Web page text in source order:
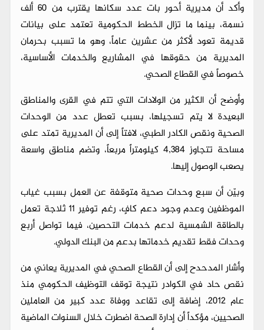
وأكد أن مديرية أحور بات عدد سكانها يقترب من 60 ألف
نسمة، بينما ما تزال الخطط الحكومية تعتمد على بيانات
قديمة تعود لأكثر من عشرين عاماً، وهو ما تسبب بحرمان
المديرية من حقوقها في المشاريع والخدمات الأساسية،
خصوصاً في القطاع الصحي.
وأوضح أن الكثير من الولادات التي تتم في القرى والمناطق
البعيدة لا يتم تسجيلها، بسبب تعطل عدد من الوحدات
الصحية ونقص الكادر الطبي، لافتاً إلى أن المديرية تمتد على
مساحة تتجاوز 4,384 كيلومتراً مربعاً، وتضم مناطق واسعة
يصعب الوصول إليها.
وبيّن أن سبع وحدات صحية متوقفة عن العمل بسبب غياب
الموظفين وعدم وجود دعم كافٍ، رغم توفير 11 ثلاجة تعمل
بالطاقة الشمسية لدعم خدمات التحصين، فيما تواصل أربع
وحدات فقط تقديم خدماتها بدعم من البنك الدولي.
وأشار المدحدح إلى أن القطاع الصحي في المديرية يعاني من
نقص حاد في الكوادر نتيجة توقف التوظيف الحكومي منذ
عام 2012، إضافة إلى تقاعد ووفاة عدد كبير من العاملين
الصحيين، مؤكداً أن إدارة الصحة اضطرت خلال السنوات الماضية